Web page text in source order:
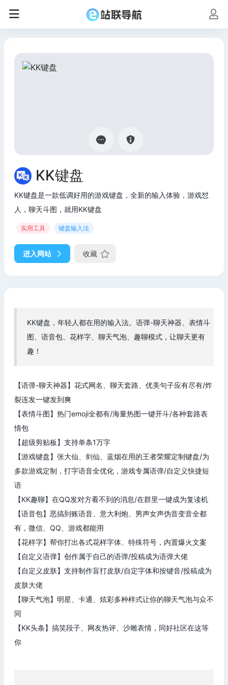
KK键盘
KK键盘是一款低调好用的游戏键盘，全新的输入体验，游戏怼
人，聊天斗图，就用KK键盘
实用工具 键盘输入法
进入网站 收藏
KK键盘，年轻人都在用的输入法。语弹-聊天神器、表情斗
图、语音包、花样字、聊天气泡、趣聊模式，让聊天更有
趣！
【语弹-聊天神器】花式网名、聊天套路、优美句子应有尽有/炸
裂连发一键发到爽
【表情斗图】热门emoji全都有/海量热图一键开斗/各种套路表
情包
【超级剪贴板】支持单条1万字
【游戏键盘】张大仙、剑仙、蓝烟在用的王者荣耀定制键盘/为
多款游戏定制，打字语音全优化，游戏专属语弹/自定义快捷短
语
【KK趣聊】在QQ发对方看不到的消息/在群里一键成为复读机
【语音包】恶搞到账语音、意大利炮、男声女声伪音变音全都
有，微信、QQ、游戏都能用
【花样字】帮你打出各式花样字体、特殊符号，内置爆火文案
【自定义语弹】创作属于自己的语弹/投稿成为语弹大佬
【自定义皮肤】支持制作盲打皮肤/自定字体和按键音/投稿成为
皮肤大佬
【聊天气泡】明星、卡通、炫彩多种样式让你的聊天气泡与众不
同
【KK头条】搞笑段子、网友热评、沙雕表情，同好社区在这等
你